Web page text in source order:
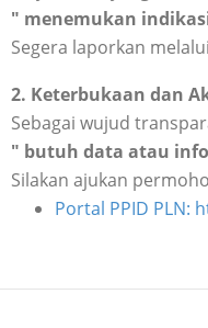
" menemukan
Segera laporkan melalui
2. Keterbukaan dan
Sebagai wujud
" butuh data atau
Silakan ajukan
Portal PPID PLN: